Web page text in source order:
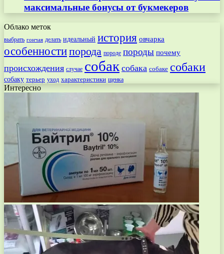
максимальные бонусы от букмекеров
Облако меток
выбрать гончая делать идеальный история овчарка
особенностипорода породе породы почему
происхождения случае собак собака собаке собаки
собаку терьер уход характеристики щенка
Интересно